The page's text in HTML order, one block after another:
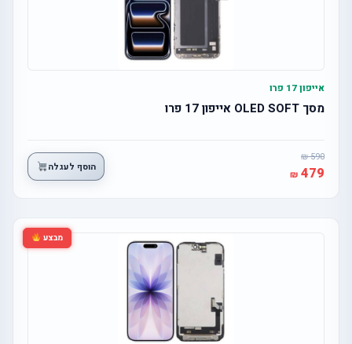
אייפון 17 פרו
מסך OLED SOFT אייפון 17 פרו
590
479 הוסף לעגלה
מבצע